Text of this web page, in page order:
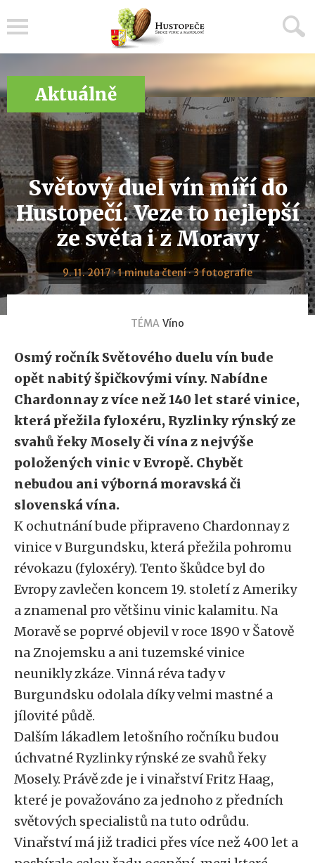
Aktuálně
Světový duel vín míří do
Hustopečí. Veze to nejlepší
ze světa i z Moravy
9. 11. 2017 · 1 minuta čtení · 3 fotografie
TÉMA Víno
Osmý ročník Světového duelu vín bude
opět nabitý špičkovými víny. Nabídne
Chardonnay z více než 140 let staré vinice,
která přežila fyloxéru, Ryzlinky rýnský ze
svahů řeky Mosely či vína z nejvýše
položených vinic v Evropě. Chybět
nebudou ani výborná moravská či
slovenská vína.
K ochutnání bude připraveno Chardonnay z
vinice v Burgundsku, která přežila pohromu
révokazu (fyloxéry). Tento škůdce byl do
Evropy zavlečen koncem 19. století z Ameriky
a znamenal pro většinu vinic kalamitu. Na
Moravě se poprvé objevil v roce 1890 v Šatově
na Znojemsku a ani tuzemské vinice
neunikly zkáze. Vinná réva tady v
Burgundsku odolala díky velmi mastné a
jílovité půdě.
Dalším lákadlem letošního ročníku budou
úchvatné Ryzlinky rýnské ze svahů řeky
Mosely. Právě zde je i vinařství Fritz Haag,
které je považováno za jednoho z předních
světových specialistů na tuto odrůdu.
Vinařství má již tradici přes více než 400 let a